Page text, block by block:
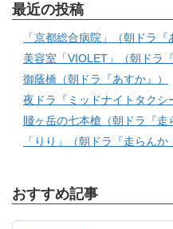
最近の投稿
「京都総合病院」（朝ドラ『
美容室「VIOLET」（朝ドラ
御蔭橋（朝ドラ『あすか』）
夜ドラ『ミッドナイトタクシ
賤ヶ岳の七本槍（朝ドラ『走
「りり」（朝ドラ『走らんか
おすすめ記事